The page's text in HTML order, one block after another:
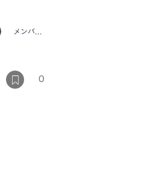
メンバーログイン
0